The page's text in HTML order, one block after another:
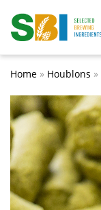
Home » Houblons »